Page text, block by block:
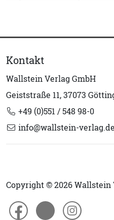
Kontakt
Wallstein Verlag GmbH
Geiststraße 11, 37073
+49 (0)551 / 548 98-0
info@wallstein-verlag.de
Copyright © 2026 Wallstein